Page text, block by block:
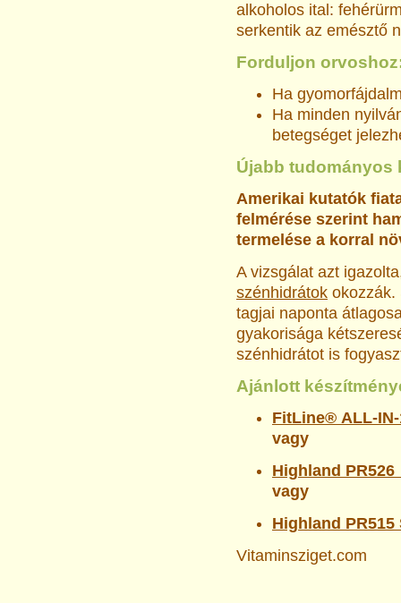
alkoholos ital:
serkentik az emésztő
Forduljon
Ha
Ha minden
betegséget
Újabb tudományos
Amerikai kutatók
felmérése szerint
termelése a korral
A vizsgálat azt
szénhidrátok okozzák.
tagjai naponta
gyakorisága
szénhidrátot is
Ajánlott
FitLine® ALL-
vagy
Highland
vagy
Highland
Vitaminsziget.com